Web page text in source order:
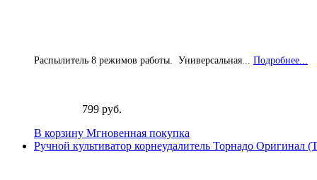
Распылитель 8 режимов работы. Универсальная... Подробнее...
799 руб.
В корзину Мгновенная покупка
Ручной культиватор корнеудалитель Торнадо Оригинал